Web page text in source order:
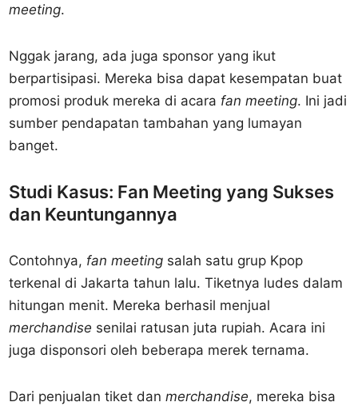
meeting.
Nggak jarang, ada juga sponsor yang ikut
berpartisipasi. Mereka bisa dapat kesempatan buat
promosi produk mereka di acara fan meeting. Ini jadi
sumber pendapatan tambahan yang lumayan
banget.
Studi Kasus: Fan Meeting yang Sukses
dan Keuntungannya
Contohnya, fan meeting salah satu grup Kpop
terkenal di Jakarta tahun lalu. Tiketnya ludes dalam
hitungan menit. Mereka berhasil menjual
merchandise senilai ratusan juta rupiah. Acara ini
juga disponsori oleh beberapa merek ternama.
Dari penjualan tiket danmerchandise, mereka bisa